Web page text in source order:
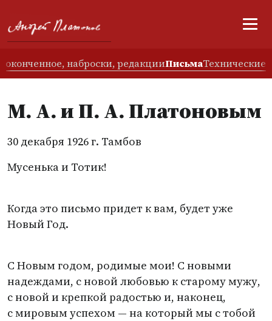
наброски, редакцииПисьмаТехнические
М. А. и П. А. Платоновым
30 декабря 1926 г. Тамбов
Мусенька и Тотик!
Когда это письмо придет к вам, будет уже
Новый Год.
С Новым годом, родимые мои! С новыми
надеждами, с новой любовью к старому мужу,
с новой и крепкой радостью и, наконец,
с мировым успехом — на который мы с тобой